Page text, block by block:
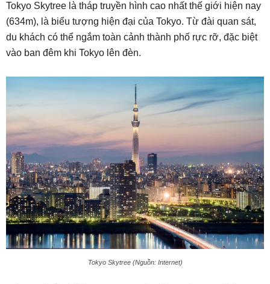
Tokyo Skytree là tháp truyền hình cao nhất thế giới hiện nay
(634m), là biểu tượng hiện đại của Tokyo. Từ đài quan sát,
du khách có thể ngắm toàn cảnh thành phố rực rỡ, đặc biệt
vào ban đêm khi Tokyo lên đèn.
Tokyo Skytree (Nguồn: Internet)